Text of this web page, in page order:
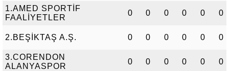
1.AMED SPORTİF
FAALİYETLER
0 0 0 0 0 0
2.BEŞİKTAŞ A.Ş. 0 0 0 0 0 0
3.CORENDON
ALANYASPOR
0 0 0 0 0 0